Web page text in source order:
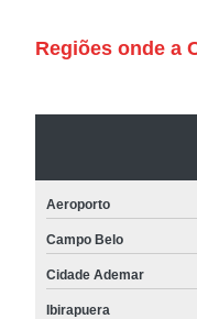
Regiões onde a
Aeroporto
Campo Belo
Cidade Ademar
Ibirapuera